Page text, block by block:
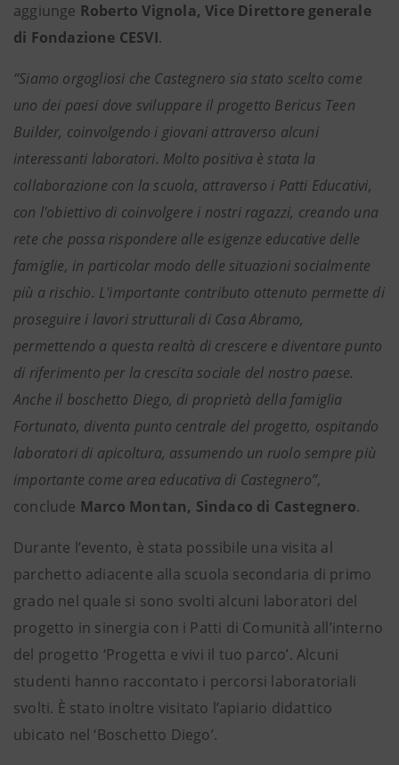
aggiunge Roberto Vignola, Vice Direttore generale
di Fondazione CESVI.
“Siamo orgogliosi che Castegnero sia stato scelto come
uno dei paesi dove sviluppare il progetto Bericus Teen
Builder, coinvolgendo i giovani attraverso alcuni
interessanti laboratori. Molto positiva è stata la
collaborazione con la scuola, attraverso i Patti Educativi,
con l'obiettivo di coinvolgere i nostri ragazzi, creando una
rete che possa rispondere alle esigenze educative delle
famiglie, in particolar modo delle situazioni socialmente
più a rischio. L'importante contributo ottenuto permette di
proseguire i lavori strutturali di Casa Abramo,
permettendo a questa realtà di crescere e diventare punto
di riferimento per la crescita sociale del nostro paese.
Anche il boschetto Diego, di proprietà della famiglia
Fortunato, diventa punto centrale del progetto, ospitando
laboratori di apicoltura, assumendo un ruolo sempre più
importante come area educativa di Castegnero”,
conclude Marco Montan, Sindaco di Castegnero.
Durante l’evento, è stata possibile una visita al
parchetto adiacente alla scuola secondaria di primo
grado nel quale si sono svolti alcuni laboratori del
progetto in sinergia con i Patti di Comunità all’interno
del progetto ‘Progetta e vivi il tuo parco’. Alcuni
studenti hanno raccontato i percorsi laboratoriali
svolti. È stato inoltre visitato l’apiario didattico
ubicato nel ‘Boschetto Diego’.